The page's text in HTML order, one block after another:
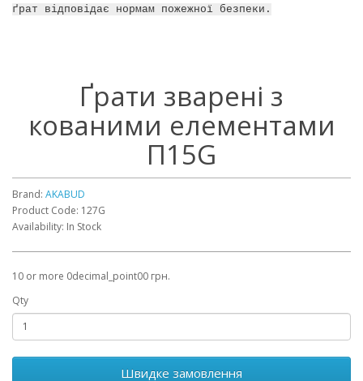
ґрат відповідає нормам пожежної безпеки.
Ґрати зварені з
кованими елементами
П15G
Brand: AKABUD
Product Code: 127G
Availability: In Stock
10 or more 0decimal_point00 грн.
Qty
Швидке замовлення